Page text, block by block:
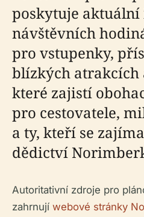
poskytuje
návštěvních
pro vstupenky,
blízkých atrakcích
které zajistí
pro cestovatele,
a ty, kteří se
dědictví
Autoritativní zdroje pro
zahrnují webové stránky